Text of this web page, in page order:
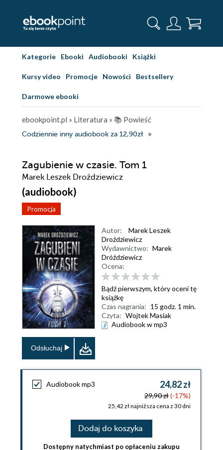
Kategorie Ebooki Audiobooki Książki
Kursy video Promocje Nowości Bestsellery
Darmowe ebooki
ebookpoint.pl » Literatura » 📚 Powieść
Codziennie inny audiobook za 12,90zł
Zagubienie w czasie. Tom 1
Marek Leszek Droździewicz
(audiobook)
Promocja
Odsłuchaj
Autor:
Marek Leszek
Droździewicz
Wydawnictwo: Marek
Dróździewicz
Ocena:
Bądź pierwszym, który oceni tę
książkę
Czas nagrania: 15 godz. 1 min.
Czyta: Wojtek Masiak
Audiobook w mp3
Audiobook mp3 24,82 zł
29,90 zł(-17%)
25,42 zł najniższa cena z 30 dni
Dodaj do koszyka
Dostępny natychmiast po opłaceniu zakupu